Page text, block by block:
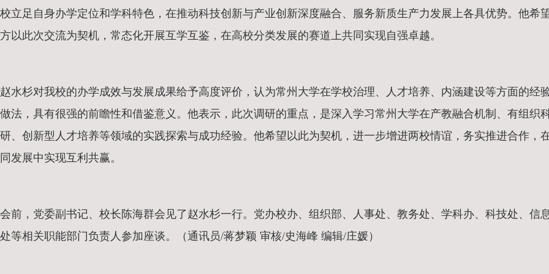
校立足自身办学定位和学科特色，在推动科技创新与产业创新深度融合、服务新质生产力发展上各具优势。他希
方以此次交流为契机，常态化开展互学互鉴，在高校分类发展的赛道上共同实现自强卓越。
赵水杉对我校的办学成效与发展成果给予高度评价，认为常州大学在学校治理、人才培养、内涵建设等方面的经
做法，具有很强的前瞻性和借鉴意义。他表示，此次调研的重点，是深入学习常州大学在产教融合机制、有组织
研、创新型人才培养等领域的实践探索与成功经验。他希望以此为契机，进一步增进两校情谊，务实推进合作，
同发展中实现互利共赢。
会前，党委副书记、校长陈海群会见了赵水杉一行。党办校办、组织部、人事处、教务处、学科办、科技处、信
处等相关职能部门负责人参加座谈。（通讯员/蒋梦颖 审核/史海峰 编辑/庄媛）